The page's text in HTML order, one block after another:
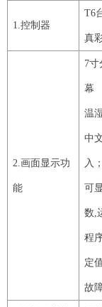
1.控制器
T6
真
2.画面显示功
能
7寸
幕
温
中
入；
可
数,
程
定
故